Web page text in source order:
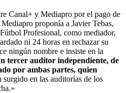
Canal+ y Mediapro por el pago de
proponía a Javier Tebas,
Profesional, como mediador,
ni 24 horas en rechazar su
ningún nombre e insiste en la
tercer auditor independiente, de
por ambas partes, quien
surgido en las auditorías de los